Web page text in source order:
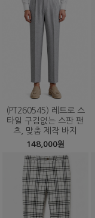
(PT260545) 레트로 스
타일 구김없는 스판 팬
츠, 맞춤 제작 바지
148,000원